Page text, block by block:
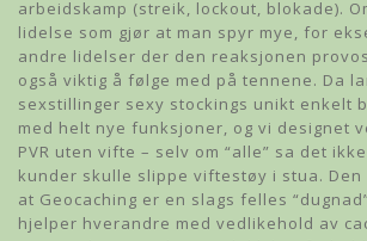
arbeidskamp (streik, lockout, blokade).
lidelse som gjør at man spyr mye, for
andre lidelser der den reaksjonen
også viktig å følge med på tennene. Da
sexstillinger sexy stockings unikt enkelt
med helt nye funksjoner, og vi designet
PVR uten vifte – selv om “alle” sa det
kunder skulle slippe viftestøy i stua.
at Geocaching er en slags felles
hjelper hverandre med vedlikehold av